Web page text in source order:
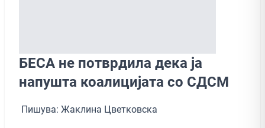
БЕСА не потврдила дека ја
напушта коалицијата со СДСМ
Пишува: Жаклина Цветковска